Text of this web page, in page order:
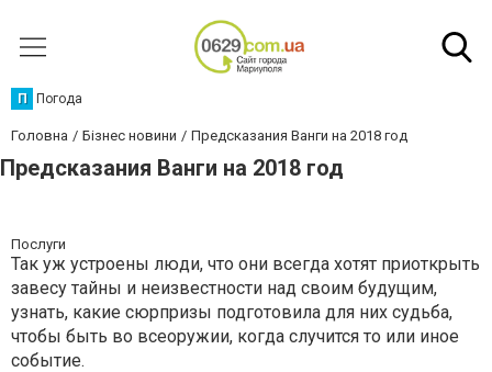
П Погода
Головна Бізнес новини Предсказания Ванги на 2018 год
Предсказания Ванги на 2018 год
Послуги
Так уж устроены люди, что они всегда хотят приоткрыть
завесу тайны и неизвестности над своим будущим,
узнать, какие сюрпризы подготовила для них судьба,
чтобы быть во всеоружии, когда случится то или иное
событие.